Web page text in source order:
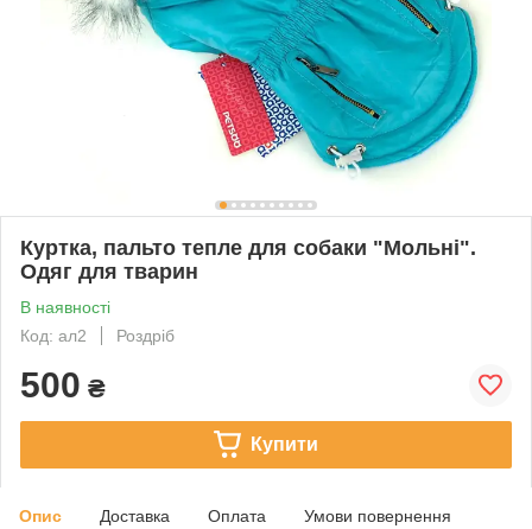
Куртка, пальто тепле для собаки "Мольні".
Одяг для тварин
В наявності
Код: ал2
Роздріб
500 ₴
Купити
Опис Доставка Оплата Умови повернення